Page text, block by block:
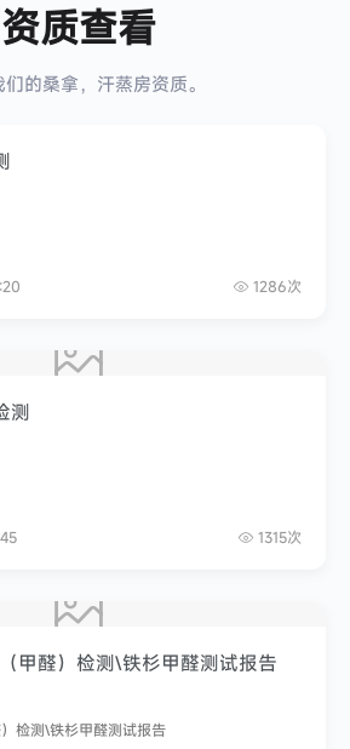
资质查看
的桑拿，汗蒸房资质。
1286次
测
1315次
甲醛）检测\铁杉甲醛测试报告
检测\铁杉甲醛测试报告